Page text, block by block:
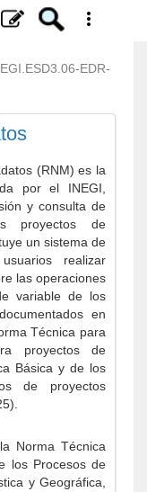
EDR-
(RNM) es la
por el INEGI,
y consulta de
proyectos de
un sistema de
realizar
las operaciones
variable de los
en
Técnica para
proyectos de
Básica y de los
de proyectos
Norma Técnica
los Procesos de
y Geográfica,